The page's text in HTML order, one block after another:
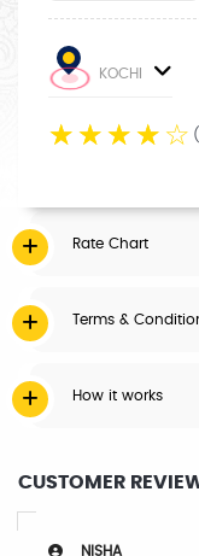
KOCHI
☆ ☆ ☆ ☆ ☆
Rate Chart
Terms &
How it works
CUSTOMER
NISHA